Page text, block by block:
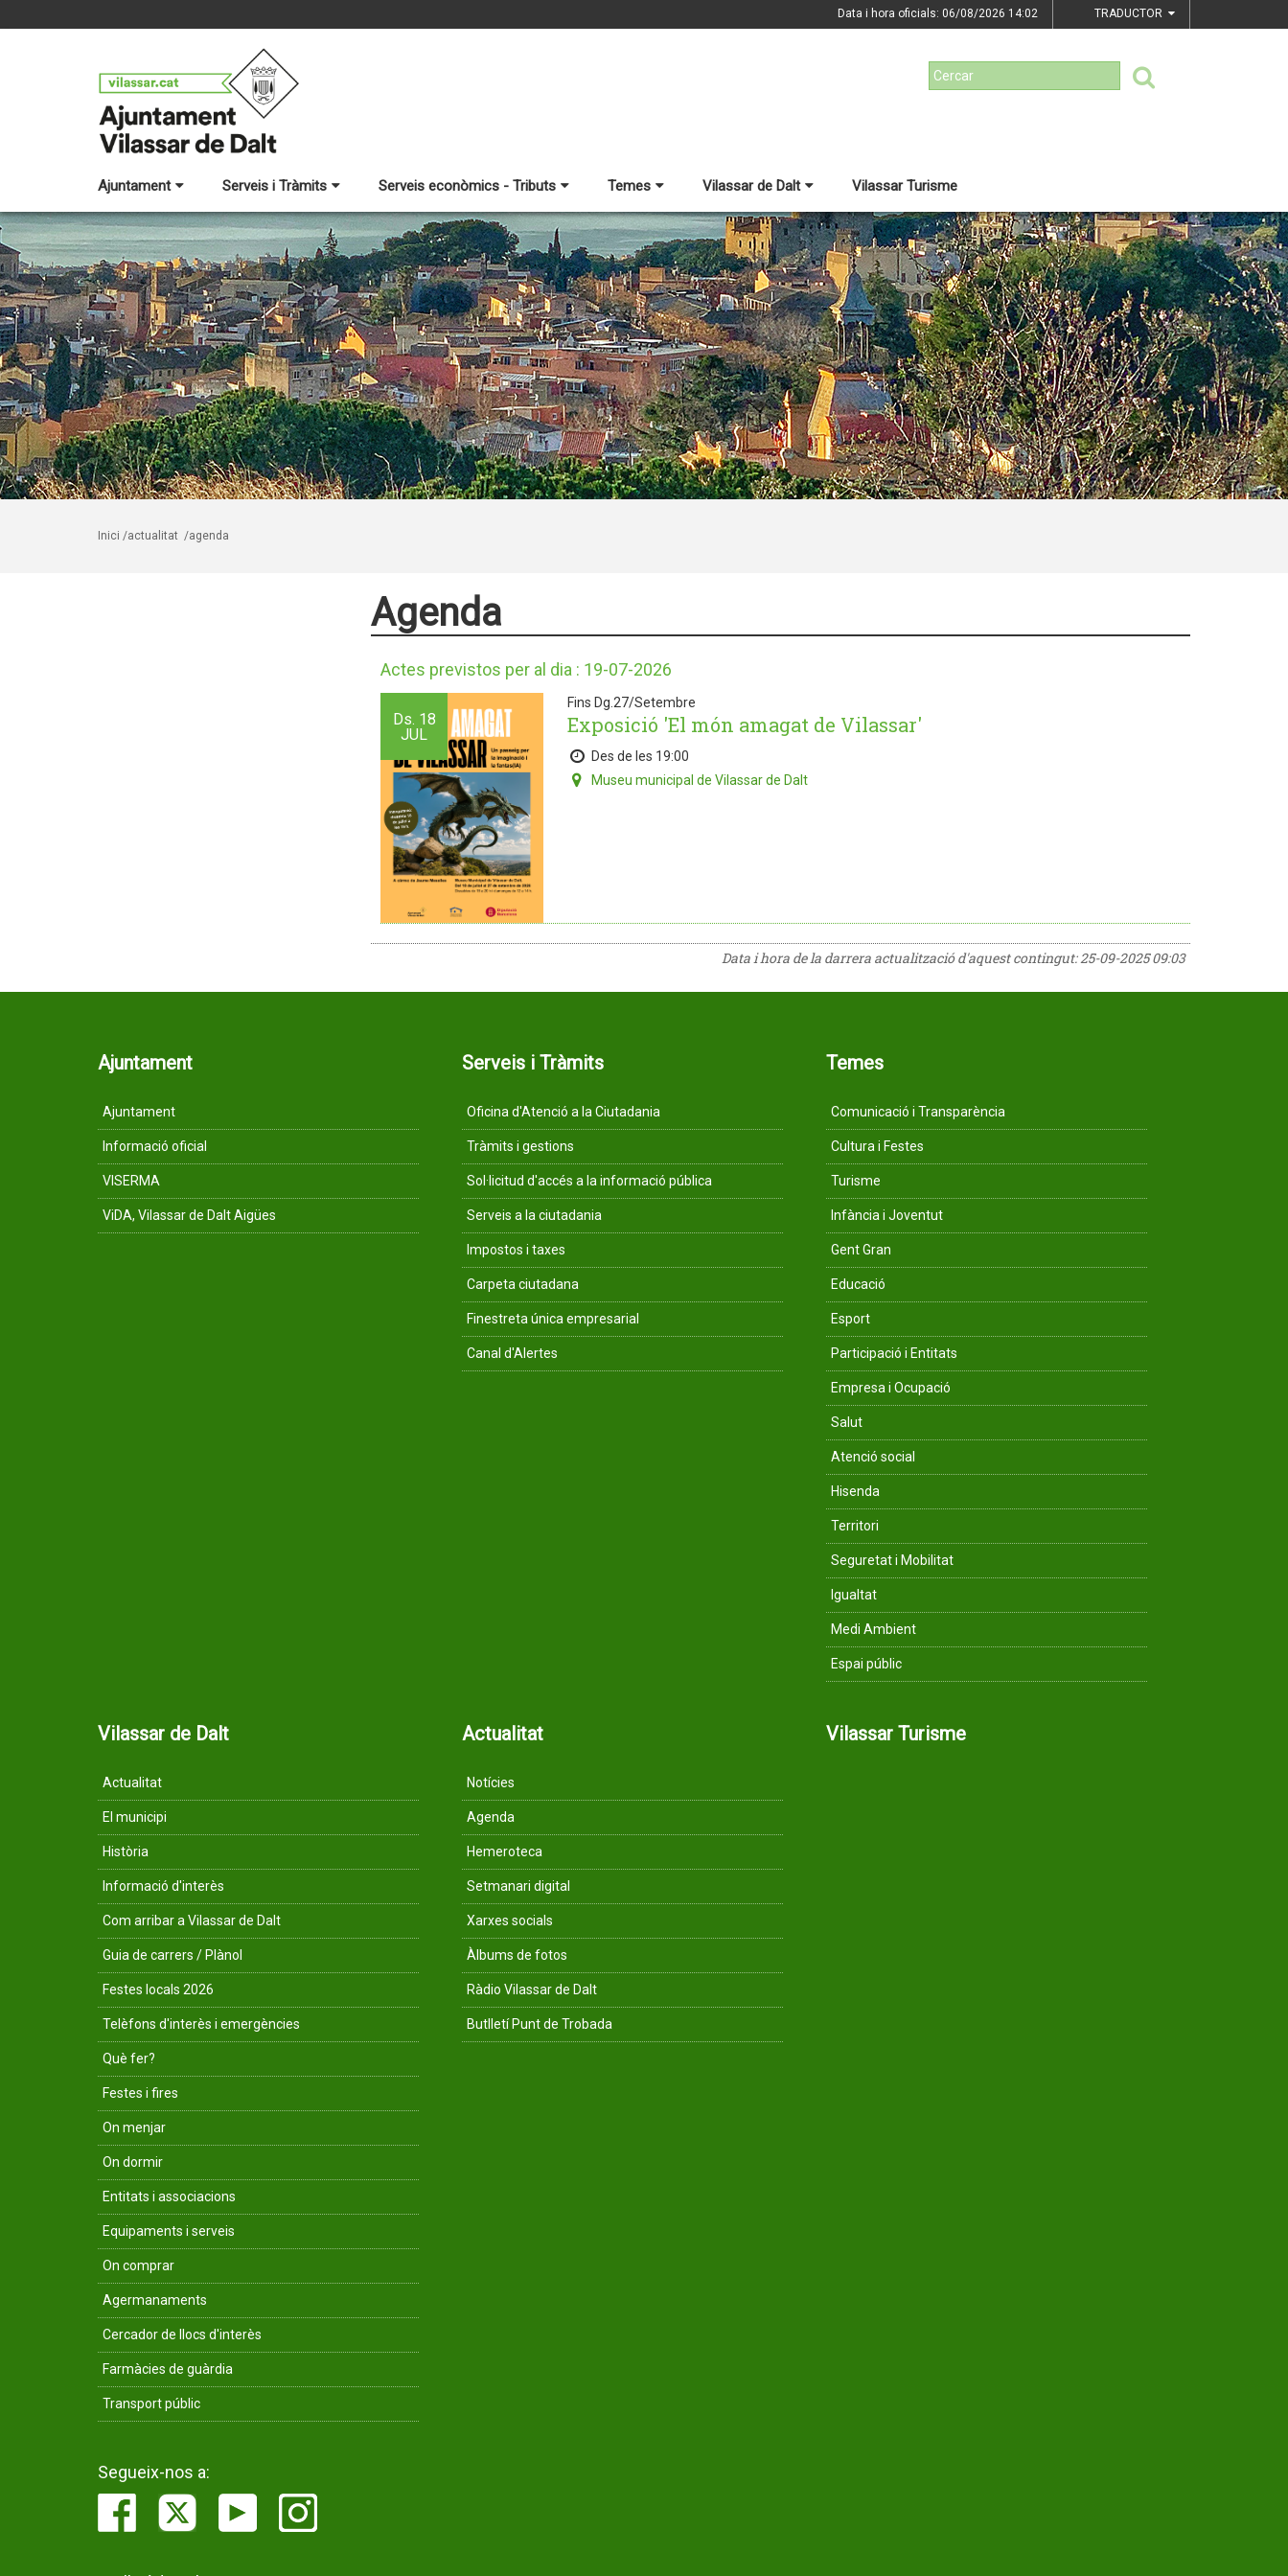
Data i hora oficials: 06/08/2026 14:02 TRADUCTOR
Ajuntament Serveis i Tràmits Serveis econòmics - Tributs Temes Vilassar de Dalt Vilassar Turisme
Inici /actualitat /agenda
Agenda
Actes previstos per al dia : 19-07-2026
Ds. 18
JUL
Fins Dg.27/Setembre
Exposició 'El món amagat de Vilassar'
Des de les 19:00
Museu municipal de Vilassar de Dalt
Data i hora de la darrera actualització d'aquest contingut:25-09-2025 09:03
Ajuntament
Ajuntament
Informació oficial
VISERMA
ViDA, Vilassar de Dalt Aigües
Serveis i Tràmits
Oficina d'Atenció a la Ciutadania
Tràmits i gestions
Sol·licitud d'accés a la informació pública
Serveis a la ciutadania
Impostos i taxes
Carpeta ciutadana
Finestreta única empresarial
Canal d'Alertes
Temes
Comunicació i Transparència
Cultura i Festes
Turisme
Infància i Joventut
Gent Gran
Educació
Esport
Participació i Entitats
Empresa i Ocupació
Salut
Atenció social
Hisenda
Territori
Seguretat i Mobilitat
Igualtat
Medi Ambient
Espai públic
Vilassar de Dalt
Actualitat
El municipi
Història
Informació d'interès
Com arribar a Vilassar de Dalt
Guia de carrers / Plànol
Festes locals 2026
Telèfons d'interès i emergències
Què fer?
Festes i fires
On menjar
On dormir
Entitats i associacions
Equipaments i serveis
On comprar
Agermanaments
Cercador de llocs d'interès
Farmàcies de guàrdia
Transport públic
Actualitat
Notícies
Agenda
Hemeroteca
Setmanari digital
Xarxes socials
Àlbums de fotos
Ràdio Vilassar de Dalt
Butlletí Punt de Trobada
Vilassar Turisme
Segueix-nos a: